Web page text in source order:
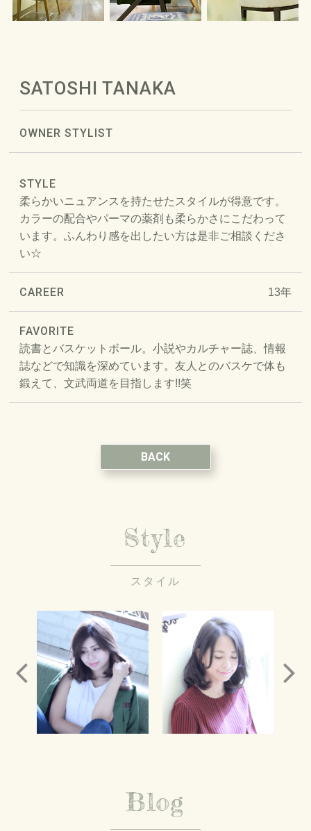
SATOSHI TANAKA
OWNER STYLIST
STYLE
柔らかいニュアンスを持たせたスタイルが得意です。
カラーの配合やパーマの薬剤も柔らかさにこだわって
います。ふんわり感を出したい方は是非ご相談くださ
い☆
CAREER 13年
FAVORITE
読書とバスケットボール。小説やカルチャー誌、情報
誌などで知識を深めています。友人とのバスケで体も
鍛えて、文武両道を目指します!!笑
BACK
Style
スタイル
Blog